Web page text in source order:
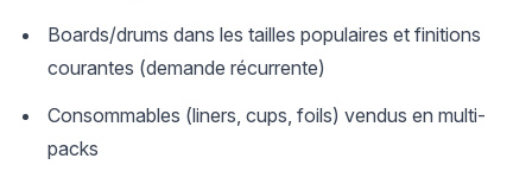
Boards/drums dans les tailles populaires et finitions
courantes (demande récurrente)
Consommables (liners, cups, foils) vendus en multi-
packs